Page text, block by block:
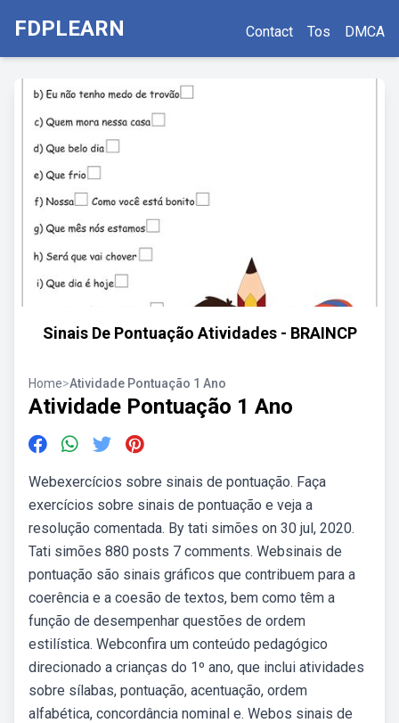
FDPLEARN Contact Tos DMCA
Sinais De Pontuação Atividades - BRAINCP
Home>Atividade Pontuação 1 Ano
Atividade Pontuação 1 Ano
Webexercícios sobre sinais de pontuação. Faça
exercícios sobre sinais de pontuação e veja a
resolução comentada. By tati simões on 30 jul, 2020.
Tati simões 880 posts 7 comments. Websinais de
pontuação são sinais gráficos que contribuem para a
coerência e a coesão de textos, bem como têm a
função de desempenhar questões de ordem
estilística. Webconfira um conteúdo pedagógico
direcionado a crianças do 1º ano, que inclui atividades
sobre sílabas, pontuação, acentuação, ordem
alfabética, concordância nominal e. Webos sinais de